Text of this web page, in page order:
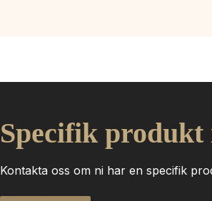
Specifik produkt
Kontakta oss om ni har en specifik